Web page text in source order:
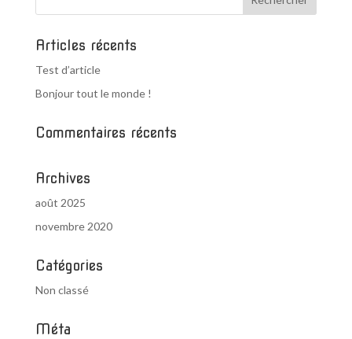
Articles récents
Test d’article
Bonjour tout le monde !
Commentaires récents
Archives
août 2025
novembre 2020
Catégories
Non classé
Méta